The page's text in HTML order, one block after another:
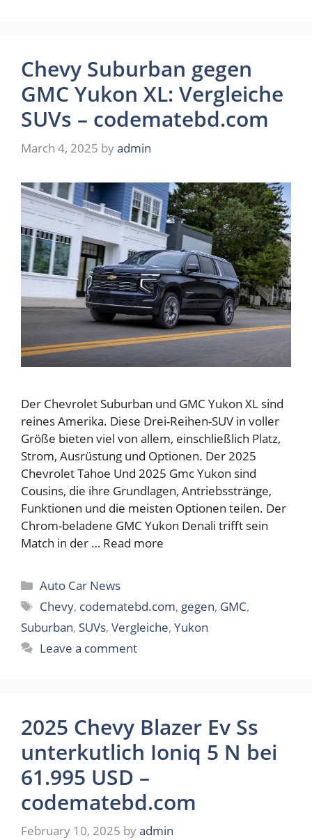
Chevy Suburban gegen
GMC Yukon XL: Vergleiche
SUVs – codematebd.com
March 4, 2025 byadmin
Der Chevrolet Suburban und GMC Yukon XL sind
reines Amerika. Diese Drei-Reihen-SUV in voller
Größe bieten viel von allem, einschließlich Platz,
Strom, Ausrüstung und Optionen. Der 2025
Chevrolet Tahoe Und 2025 Gmc Yukon sind
Cousins, die ihre Grundlagen, Antriebsstränge,
Funktionen und die meisten Optionen teilen. Der
Chrom-beladene GMC Yukon Denali trifft sein
Match in der … Read more
Categories
Auto Car News
Tags
Chevy, codematebd.com, gegen, GMC,
Suburban, SUVs, Vergleiche, Yukon
Leave a comment
2025 Chevy Blazer Ev Ss
unterkutlich Ioniq 5 N bei
61.995 USD –
codematebd.com
February 10, 2025 byadmin